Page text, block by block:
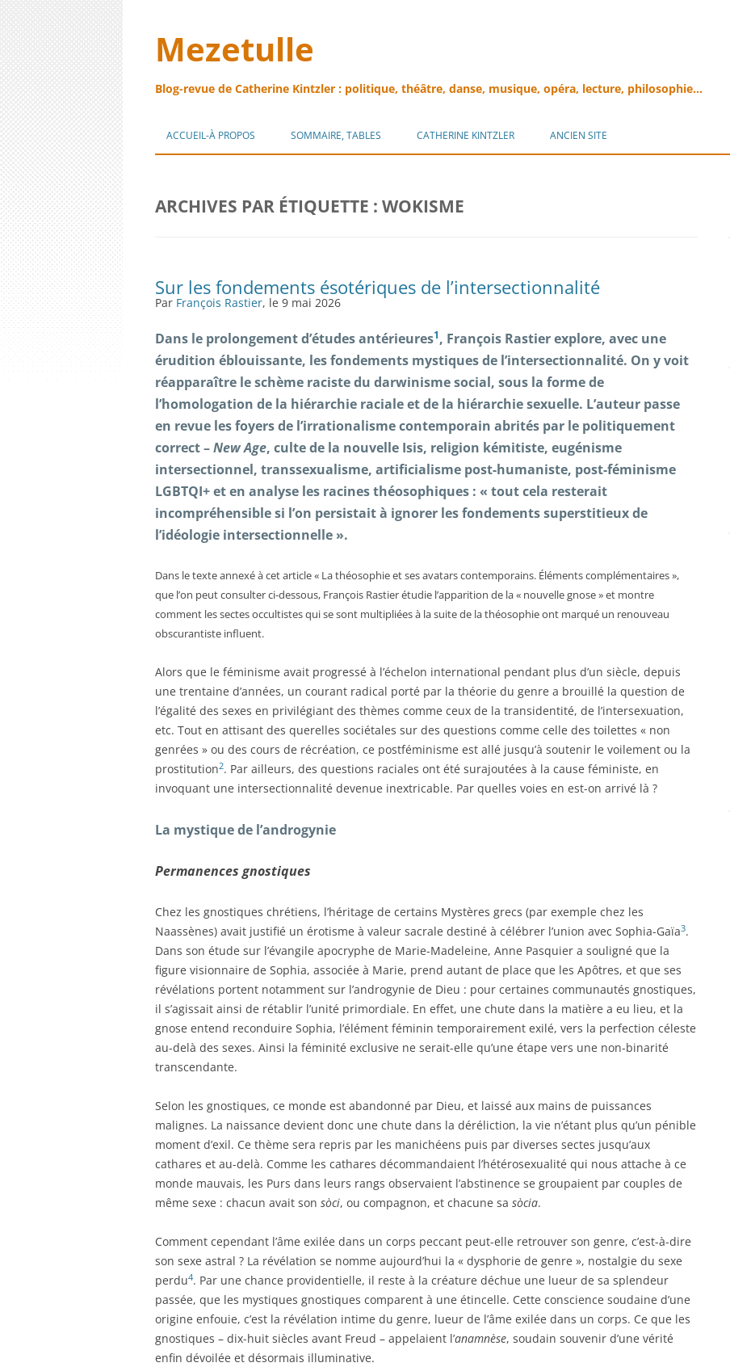
Mezetulle
Blog-revue de Catherine Kintzler : politique, théâtre, danse, musique, opéra, lecture, philosophie…
au
ACCUEIL-À PROPOS SOMMAIRE, TABLES CATHERINE KINTZLER ANCIEN SITE
ARCHIVES PAR ÉTIQUETTE : WOKISME
Sur les fondements ésotériques de l’intersectionnalité
Par François Rastier, le 9 mai 2026
Dans le prolongement d’études antérieures1, François Rastier explore, avec une
érudition éblouissante, les fondements mystiques de l’intersectionnalité. On y voit
réapparaître le schème raciste du darwinisme social, sous la forme de
l’homologation de la hiérarchie raciale et de la hiérarchie sexuelle. L’auteur passe
en revue les foyers de l’irrationalisme contemporain abrités par le politiquement
correct –New Age, culte de la nouvelle Isis, religion kémitiste, eugénisme
intersectionnel, transsexualisme, artificialisme post-humaniste, post-féminisme
LGBTQI+ et en analyse les racines théosophiques : « tout cela resterait
incompréhensible si l’on persistait à ignorer les fondements superstitieux de
l’idéologie intersectionnelle ».
Dans le texte annexé à cet article « La théosophie et ses avatars contemporains. Éléments complémentaires »,
que l’on peut consulter ci-dessous, François Rastier étudie l’apparition de la « nouvelle gnose » et montre
comment les sectes occultistes qui se sont multipliées à la suite de la théosophie ont marqué un renouveau
obscurantiste influent.
Alors que le féminisme avait progressé à l’échelon international pendant plus d’un siècle, depuis
une trentaine d’années, un courant radical porté par la théorie du genre a brouillé la question de
l’égalité des sexes en privilégiant des thèmes comme ceux de la transidentité, de l’intersexuation,
etc. Tout en attisant des querelles sociétales sur des questions comme celle des toilettes « non
genrées » ou des cours de récréation, ce postféminisme est allé jusqu’à soutenir le voilement ou la
prostitution2. Par ailleurs, des questions raciales ont été surajoutées à la cause féministe, en
invoquant une intersectionnalité devenue inextricable. Par quelles voies en est-on arrivé là ?
La mystique de l’androgynie
Permanences gnostiques
Chez les gnostiques chrétiens, l’héritage de certains Mystères grecs (par exemple chez les
Naassènes) avait justifié un érotisme à valeur sacrale destiné à célébrer l’union avec Sophia-Gaïa3.
Dans son étude sur l’évangile apocryphe de Marie-Madeleine, Anne Pasquier a souligné que la
figure visionnaire de Sophia, associée à Marie, prend autant de place que les Apôtres, et que ses
révélations portent notamment sur l’androgynie de Dieu : pour certaines communautés gnostiques,
il s’agissait ainsi de rétablir l’unité primordiale. En effet, une chute dans la matière a eu lieu, et la
gnose entend reconduire Sophia, l’élément féminin temporairement exilé, vers la perfection céleste
au-delà des sexes. Ainsi la féminité exclusive ne serait-elle qu’une étape vers une non-binarité
transcendante.
Selon les gnostiques, ce monde est abandonné par Dieu, et laissé aux mains de puissances
malignes. La naissance devient donc une chute dans la déréliction, la vie n’étant plus qu’un pénible
moment d’exil. Ce thème sera repris par les manichéens puis par diverses sectes jusqu’aux
cathares et au-delà. Comme les cathares décommandaient l’hétérosexualité qui nous attache à ce
monde mauvais, les Purs dans leurs rangs observaient l’abstinence se groupaient par couples de
même sexe : chacun avait son sòci, ou compagnon, et chacune sa sòcia.
Comment cependant l’âme exilée dans un corps peccant peut-elle retrouver son genre, c’est-à-dire
son sexe astral ? La révélation se nomme aujourd’hui la « dysphorie de genre », nostalgie du sexe
perdu4. Par une chance providentielle, il reste à la créature déchue une lueur de sa splendeur
passée, que les mystiques gnostiques comparent à une étincelle. Cette conscience soudaine d’une
origine enfouie, c’est la révélation intime du genre, lueur de l’âme exilée dans un corps. Ce que les
gnostiques – dix-huit siècles avant Freud – appelaient l’anamnèse, soudain souvenir d’une vérité
enfin dévoilée et désormais illuminative.